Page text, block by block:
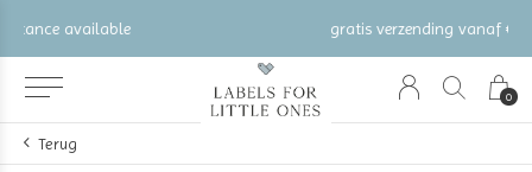
0
gratis verzending vanaf €100 (NL/BE/DE)
Terug